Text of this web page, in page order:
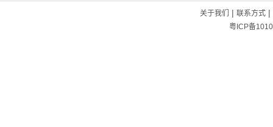
关于我们 | 联系方式|
粤ICP备